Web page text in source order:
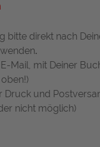
bitte direkt nach
.
Mail, mit Deiner
und
nicht möglich)